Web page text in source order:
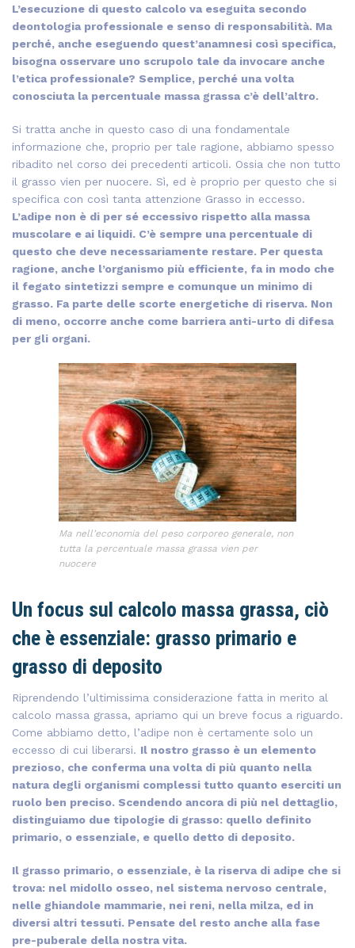
L’esecuzione di questo calcolo va eseguita secondo
deontologia professionale e senso di responsabilità. Ma
perché, anche eseguendo quest’anamnesi così specifica,
bisogna osservare uno scrupolo tale da invocare anche
l’etica professionale? Semplice, perché una volta
conosciuta la percentuale massa grassa c’è dell’altro.
Si tratta anche in questo caso di una fondamentale
informazione che, proprio per tale ragione, abbiamo spesso
ribadito nel corso dei precedenti articoli. Ossia che non tutto
il grasso vien per nuocere. Sì, ed è proprio per questo che si
specifica con così tanta attenzione Grasso in eccesso.
L’adipe non è di per sé eccessivo rispetto alla massa
muscolare e ai liquidi. C’è sempre una percentuale di
questo che deve necessariamente restare. Per questa
ragione, anche l’organismo più efficiente, fa in modo che
il fegato sintetizzi sempre e comunque un minimo di
grasso. Fa parte delle scorte energetiche di riserva. Non
di meno, occorre anche come barriera anti-urto di difesa
per gli organi.
Ma nell’economia del peso corporeo generale, non
tutta la percentuale massa grassa vien per
nuocere
Un focus sul calcolo massa grassa, ciò
che è essenziale: grasso primario e
grasso di deposito
Riprendendo l’ultimissima considerazione fatta in merito al
calcolo massa grassa, apriamo qui un breve focus a riguardo.
Come abbiamo detto, l’adipe non è certamente solo un
eccesso di cui liberarsi. Il nostro grasso è un elemento
prezioso, che conferma una volta di più quanto nella
natura degli organismi complessi tutto quanto eserciti un
ruolo ben preciso. Scendendo ancora di più nel dettaglio,
distinguiamo due tipologie di grasso: quello definito
primario, o essenziale, e quello detto di deposito.
Il grasso primario, o essenziale, è la riserva di adipe che si
trova: nel midollo osseo, nel sistema nervoso centrale,
nelle ghiandole mammarie, nei reni, nella milza, ed in
diversi altri tessuti. Pensate del resto anche alla fase
pre-puberale della nostra vita.